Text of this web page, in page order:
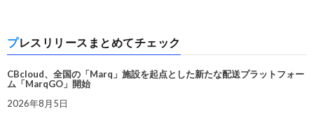
プレスリリースまとめてチェック
CBcloud、全国の「Marq」施設を起点とした新たな配送プラットフォー
ム「MarqGO」開始
2026年8月5日